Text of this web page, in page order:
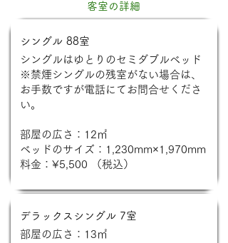
客室の詳細
シングル 88室
シングルはゆとりのセミダブルベッド
※禁煙シングルの残室がない場合は、
お手数ですが電話にてお問合せくださ
い。
部屋の広さ：12㎡
ベッドのサイズ：1,230mm×1,970mm
料金：¥5,500 （税込）
デラックスシングル 7室
部屋の広さ：13㎡